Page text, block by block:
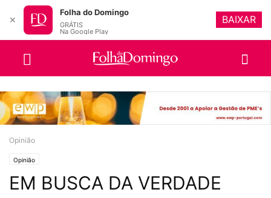
Opinião
Opinião
EM BUSCA DA VERDADE
✕
Folha do Domingo
GRÁTIS
Na Google Play
BAIXAR